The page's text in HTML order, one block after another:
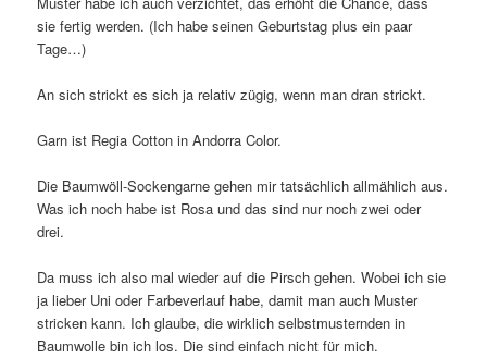
sie fertig werden. (Ich habe seinen Geburtstag plus ein paar
Tage…)
An sich strickt es sich ja relativ zügig, wenn man dran strickt.
Garn ist Regia Cotton in Andorra Color.
Die Baumwöll-Sockengarne gehen mir tatsächlich allmählich aus.
Was ich noch habe ist Rosa und das sind nur noch zwei oder
drei.
Da muss ich also mal wieder auf die Pirsch gehen. Wobei ich sie
ja lieber Uni oder Farbeverlauf habe, damit man auch Muster
stricken kann. Ich glaube, die wirklich selbstmusternden in
Baumwolle bin ich los. Die sind einfach nicht für mich.